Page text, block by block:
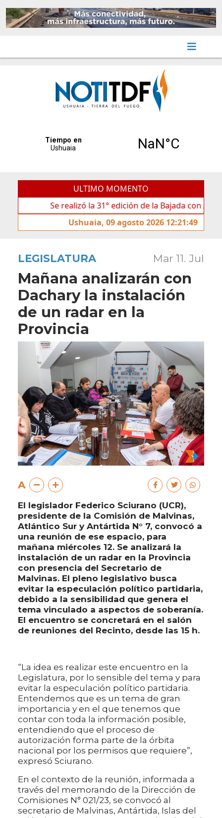
ULTIMO MOMENTO
Se realizó la 31° edición de la Bajada con Antorchas
Ushuaia, 09 agosto 2026 12:21:49
LEGISLATURA Mar 11. Jul
Mañana analizarán con
Dachary la instalación
de un radar en la
Provincia
A
El legislador Federico Sciurano (UCR),
presidente de la Comisión de Malvinas,
Atlántico Sur y Antártida N° 7, convocó a
una reunión de ese espacio, para
mañana miércoles 12. Se analizará la
instalación de un radar en la Provincia
con presencia del Secretario de
Malvinas. El pleno legislativo busca
evitar la especulación político partidaria,
debido a la sensibilidad que genera el
tema vinculado a aspectos de soberanía.
El encuentro se concretará en el salón
de reuniones del Recinto, desde las 15 h.
“La idea es realizar este encuentro en la
Legislatura, por lo sensible del tema y para
evitar la especulación político partidaria.
Entendemos que es un tema de gran
importancia y en el que tenemos que
contar con toda la información posible,
entendiendo que el proceso de
autorización forma parte de la órbita
nacional por los permisos que requiere”,
expresó Sciurano.
En el contexto de la reunión, informada a
través del memorando de la Dirección de
Comisiones N° 021/23, se convocó al
secretario de Malvinas, Antártida, Islas del